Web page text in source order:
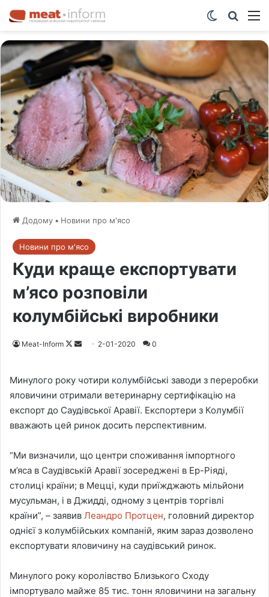
Switch skin
Додому • Новини про м'ясо
Новини про м'ясо
Куди краще експортувати
м’ясо розповіли
колумбійські виробники
Meat-Inform
F
o
w
o
X
a
n
e
a
i
l
2-01-2020 0
Минулого року чотири колумбійські заводи з переробки
яловичини отримали ветеринарну сертифікацію на
експорт до Саудівської Аравії. Експортери з Колумбії
вважають цей ринок досить перспективним.
“Ми визначили, що центри споживання імпортного
м’яса в Саудівській Аравії зосереджені в Ер-Ріяді,
столиці країни; в Мецці, куди приїжджають мільйони
мусульман, і в Джидді, одному з центрів торгівлі
країни”, – заявив Леандро Протцен, головний директор
однієї з колумбійських компаній, яким зараз дозволено
експортувати яловичину на саудівський ринок.
Минулого року королівство Близького Сходу
імпортувало майже 85 тис. тонн яловичини на загальну